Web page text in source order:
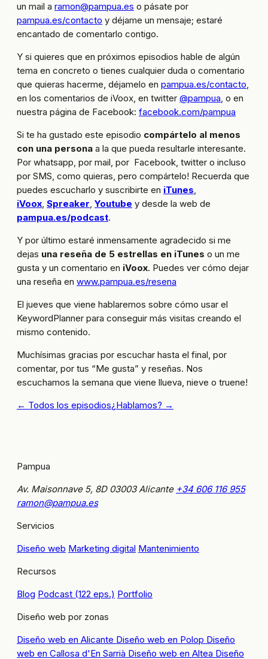
un mail a ramon@pampua.es o pásate por
pampua.es/contacto y déjame un mensaje; estaré
encantado de comentarlo contigo.
Y si quieres que en próximos episodios hable de algún
tema en concreto o tienes cualquier duda o comentario
que quieras hacerme, déjamelo en pampua.es/contacto,
en los comentarios de iVoox, en twitter @pampua, o en
nuestra página de Facebook: facebook.com/pampua
Si te ha gustado este episodio compártelo al menos
con una persona a la que pueda resultarle interesante.
Por whatsapp, por mail, por Facebook, twitter o incluso
por SMS, como quieras, pero compártelo! Recuerda que
puedes escucharlo y suscribirte en iTunes,
iVoox, Spreaker, Youtube y desde la web de
pampua.es/podcast.
Y por último estaré inmensamente agradecido si me
dejas una reseña de 5 estrellas en iTunes o un me
gusta y un comentario en iVoox. Puedes ver cómo dejar
una reseña en www.pampua.es/resena
El jueves que viene hablaremos sobre cómo usar el
KeywordPlanner para conseguir más visitas creando el
mismo contenido.
Muchísimas gracias por escuchar hasta el final, por
comentar, por tus “Me gusta” y reseñas. Nos
escuchamos la semana que viene llueva, nieve o truene!
← Todos los episodios¿Hablamos? →
Pampua
Av. Maisonnave 5, 8D 03003 Alicante +34 606 116 955
ramon@pampua.es
Servicios
Diseño web Marketing digital Mantenimiento
Recursos
Blog Podcast (122 eps.) Portfolio
Diseño web por zonas
Diseño web en Alicante Diseño web en Polop Diseño
web en Callosa d'En Sarrià Diseño web en Altea Diseño